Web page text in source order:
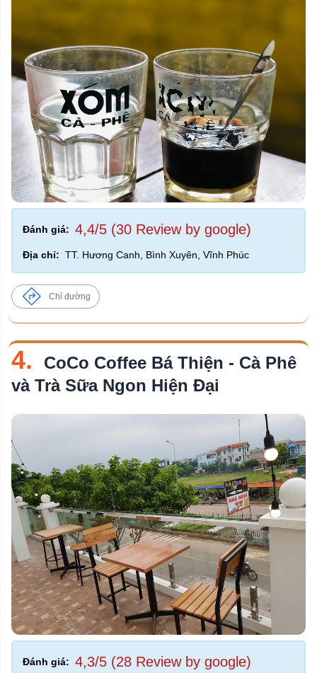
Đánh giá: 4,4/5 (30 Review by google)
Địa chỉ: TT. Hương Canh, Bình Xuyên, Vĩnh Phúc
Chỉ đường
4.
CoCo Coffee Bá Thiện - Cà Phê
và Trà Sữa Ngon Hiện Đại
Đánh giá: 4,3/5 (28 Review by google)